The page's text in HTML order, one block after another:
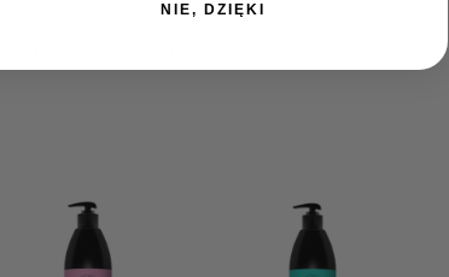
NIE, DZIĘKI